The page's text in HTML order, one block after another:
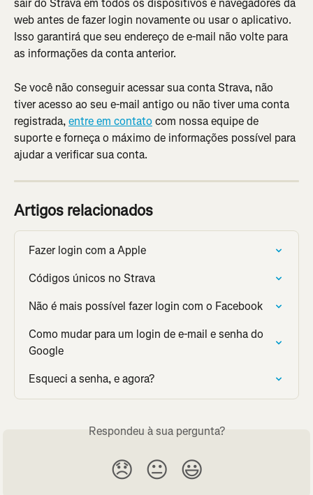
sair do Strava em todos os dispositivos e navegadores da
web antes de fazer login novamente ou usar o aplicativo.
Isso garantirá que seu endereço de e-mail não volte para
as informações da conta anterior.
Se você não conseguir acessar sua conta Strava, não
tiver acesso ao seu e-mail antigo ou não tiver uma conta
registrada, entre em contato com nossa equipe de
suporte e forneça o máximo de informações possível para
ajudar a verificar sua conta.
Artigos relacionados
Fazer login com a Apple
Códigos únicos no Strava
Não é mais possível fazer login com o Facebook
Como mudar para um login de e-mail e senha do
Google
Esqueci a senha, e agora?
Respondeu à sua pergunta?
😞 😐 😃